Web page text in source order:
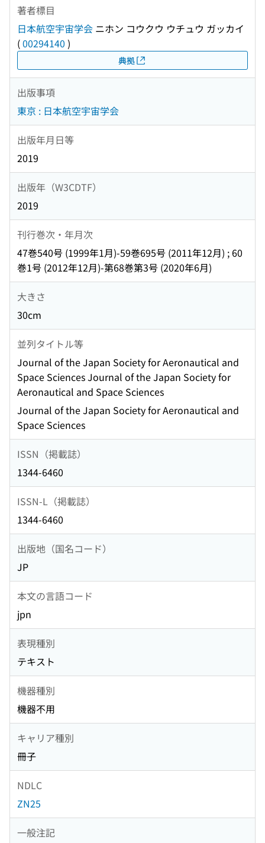
著者標目
日本航空宇宙学会 ニホン コウクウ ウチュウ ガッカイ
(00294140 )
典拠
出版事項
東京 : 日本航空宇宙学会
出版年月日等
2019
出版年（W3CDTF）
2019
刊行巻次・年月次
47巻540号 (1999年1月)-59巻695号 (2011年12月) ; 60
巻1号 (2012年12月)-第68巻第3号 (2020年6月)
大きさ
30cm
並列タイトル等
Journal of the Japan Society for Aeronautical and
Space Sciences Journal of the Japan Society for
Aeronautical and Space Sciences
Journal of the Japan Society for Aeronautical and
Space Sciences
ISSN（掲載誌）
1344-6460
ISSN-L（掲載誌）
1344-6460
出版地（国名コード）
JP
本文の言語コード
jpn
表現種別
テキスト
機器種別
機器不用
キャリア種別
冊子
NDLC
ZN25
一般注記